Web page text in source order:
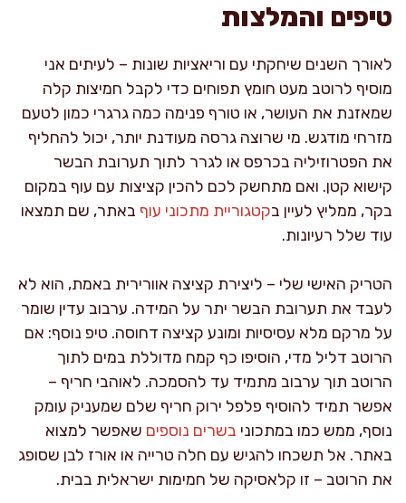
טיפים והמלצות
לאורך השנים שיחקתי עם וריאציות שונות – לעיתים אני
מוסיף לרוטב מעט חומץ תפוחים כדי לקבל חמיצות קלה
שמאזנת את העושר, או טורף פנימה כמה גרגרי כמון לטעם
מזרחי מודגש. מי שרוצה גרסה מעודנת יותר, יכול להחליף
את הפטרוזיליה בכרפס או לגרר לתוך תערובת הבשר
קישוא קטן. ואם מתחשק לכם להכין קציצות עם עוף במקום
בקר, ממליץ לעיין בקטגוריית מתכוני עוף באתר, שם תמצאו
עוד שלל רעיונות.
הטריק האישי שלי – ליצירת קציצה אוורירית באמת, הוא לא
לעבד את תערובת הבשר יתר על המידה. ערבוב עדין שומר
על מרקם מלא עסיסיות ומונע קציצה דחוסה. טיפ נוסף: אם
הרוטב דליל מדי, הוסיפו כף קמח מדוללת במים לתוך
הרוטב תוך ערבוב מתמיד עד להסמכה. לאוהבי חריף –
אפשר תמיד להוסיף פלפל ירוק חריף שלם שמעניק עומק
נוסף, ממש כמו במתכוני בשרים נוספים שאפשר למצוא
באתר. אל תשכחו להגיש עם חלה טרייה או אורז לבן שסופג
את הרוטב – זו קלאסיקה של חמימות ישראלית בבית.